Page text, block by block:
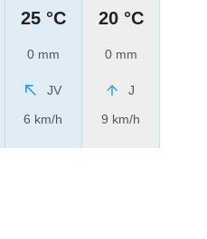
25 °C
0 mm
JV
6 km/h
20 °C
0 mm
J
9 km/h